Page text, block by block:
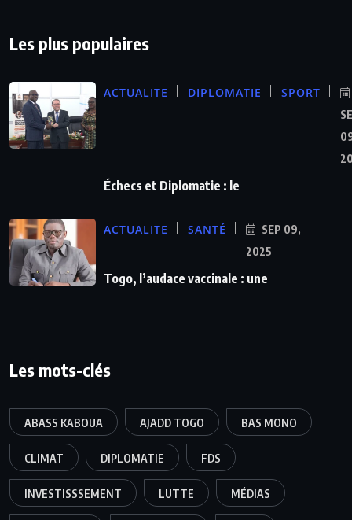
Les plus populaires
ACTUALITE DIPLOMATIE SPORT
Échecs et Diplomatie : le
ACTUALITE SANTÉ
SEP 09,
2025
Togo, l’audace vaccinale : une
Les mots-clés
ABASS KABOUA AJADD TOGO BAS MONO
CLIMAT DIPLOMATIE FDS
INVESTISSSEMENT LUTTE MÉDIAS